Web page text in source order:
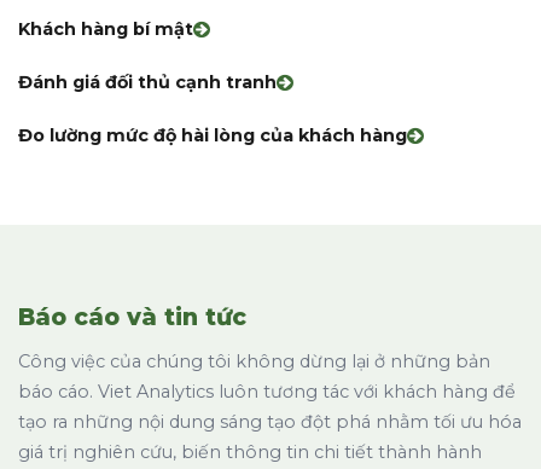
Khách hàng bí mật
Đánh giá đối thủ cạnh tranh
Đo lường mức độ hài lòng của khách hàng
Báo cáo và tin tức
Công việc của chúng tôi không dừng lại ở những bản
báo cáo. Viet Analytics luôn tương tác với khách hàng để
tạo ra những nội dung sáng tạo đột phá nhằm tối ưu hóa
giá trị nghiên cứu, biến thông tin chi tiết thành hành